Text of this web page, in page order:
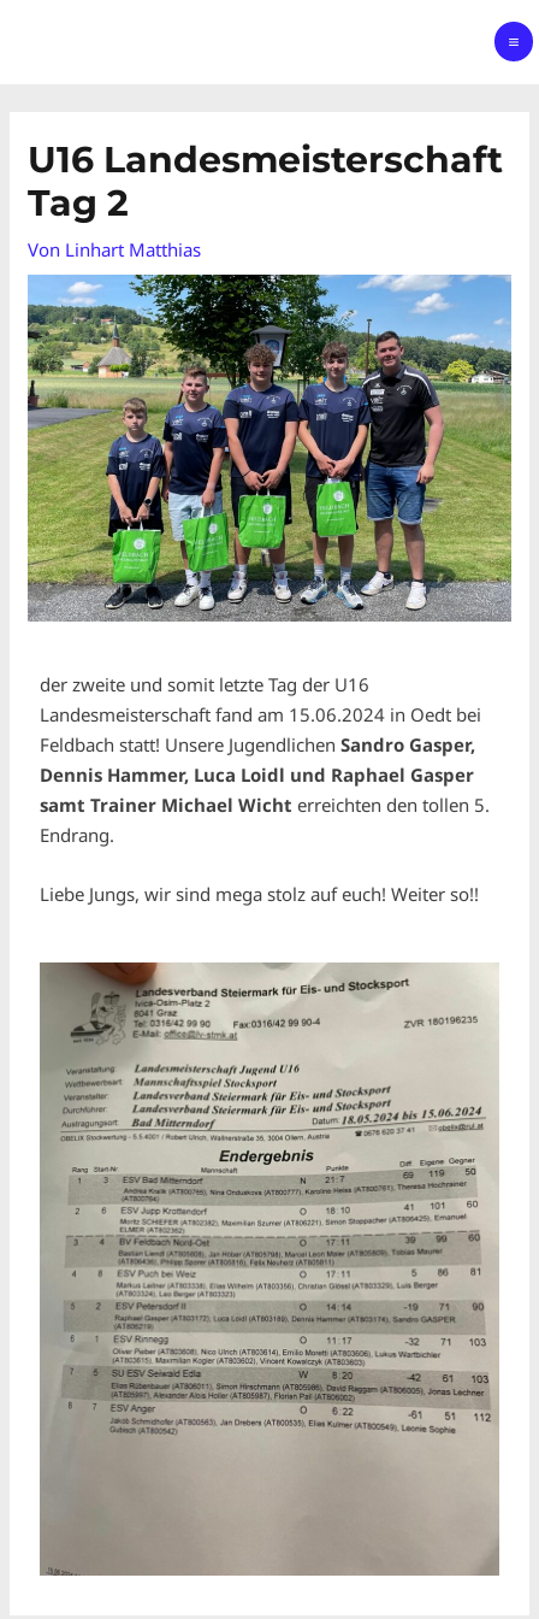
U16 Landesmeisterschaft
Tag 2
Von Linhart Matthias
der zweite und somit letzte Tag der U16
Landesmeisterschaft fand am 15.06.2024 in Oedt bei
Feldbach statt! Unsere JugendlichenSandro Gasper,
Dennis Hammer, Luca Loidl und Raphael Gasper
samt Trainer Michael Wicht erreichten den tollen 5.
Endrang.
Liebe Jungs, wir sind mega stolz auf euch! Weiter so!!